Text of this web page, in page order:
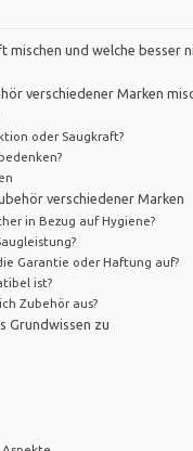
mischen und welche besser
verschiedener Marken
oder Saugkraft?
verschiedener Marken
in Bezug auf Hygiene?
Garantie oder Haftung auf?
ist?
Zubehör aus?
Grundwissen zu